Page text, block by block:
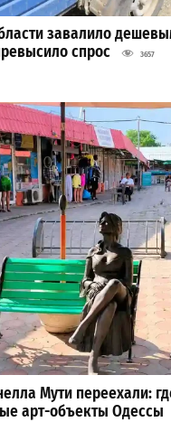
завалило
спрос
3657
Мути переехали:
арт-объекты Одессы